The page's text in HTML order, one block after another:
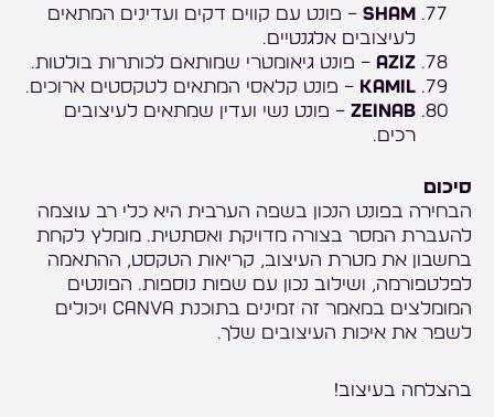
Sham – פונט עם קווים דקים ועדינים המתאים
לעיצובים אלגנטיים.
Aziz – פונט גיאומטרי שמותאם לכותרות בולטות.
Kamil – פונט קלאסי המתאים לטקסטים ארוכים.
Zeinab – פונט נשי ועדין שמתאים לעיצובים
רכים.
סיכום
הבחירה בפונט הנכון בשפה הערבית היא כלי רב עוצמה
להעברת המסר בצורה מדויקת ואסתטית. מומלץ לקחת
בחשבון את מטרת העיצוב, קריאות הטקסט, ההתאמה
לפלטפורמה, ושילוב נכון עם שפות נוספות. הפונטים
המומלצים במאמר זה זמינים בתוכנת Canva ויכולים
לשפר את איכות העיצובים שלך.
בהצלחה בעיצוב!